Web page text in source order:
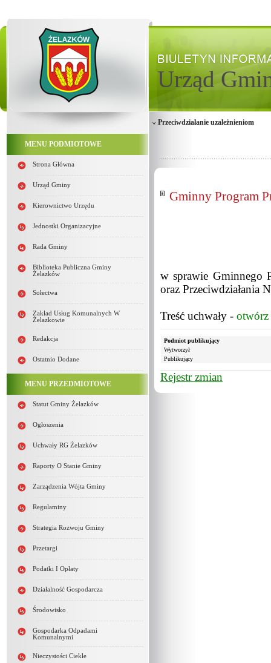
Urząd
MENU PODMIOTOWE
Strona Główna
Urząd Gminy
Kierownictwo Urzędu
Jednostki Organizacyjne
Rada Gminy
Biblioteka Publiczna Gminy
Żelazków
Sołectwa
Zakład Usług Komunalnych W
Żelazkowie
Redakcja
Ostatnio Dodane
MENU PRZEDMIOTOWE
Statut Gminy Żelazków
Ogłoszenia
Uchwały RG Żelazków
Raporty O Stanie Gminy
Zarządzenia Wójta Gminy
Regulaminy
Strategia Rozwoju Gminy
Przetargi
Podatki I Opłaty
Działalność Gospodarcza
Środowisko
Gospodarka Odpadami
Komunalnymi
Nieczystości Ciekłe
Przeciwdziałanie uzależnieniom
Gminny Program
w sprawie Gminnego
oraz
Treść uchwały - otwórz
Podmiot publikujący
Wytworzył
Publikujący
Rejestr zmian